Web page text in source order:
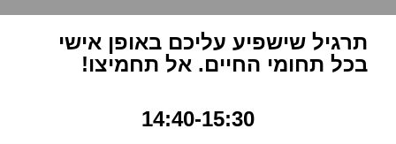
תרגיל שישפיע עליכם באופן אישי
בכל תחומי החיים. אל תחמיצו!
14:40-15:30